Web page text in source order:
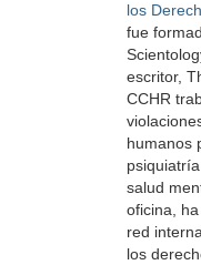
los
fue
escritor,
CCHR
humanos
salud
oficina,
red
los